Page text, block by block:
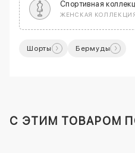
Спортивная
ЖЕНСКАЯ
Шорты Бермуды
C ЭТИМ ТОВАРОМ